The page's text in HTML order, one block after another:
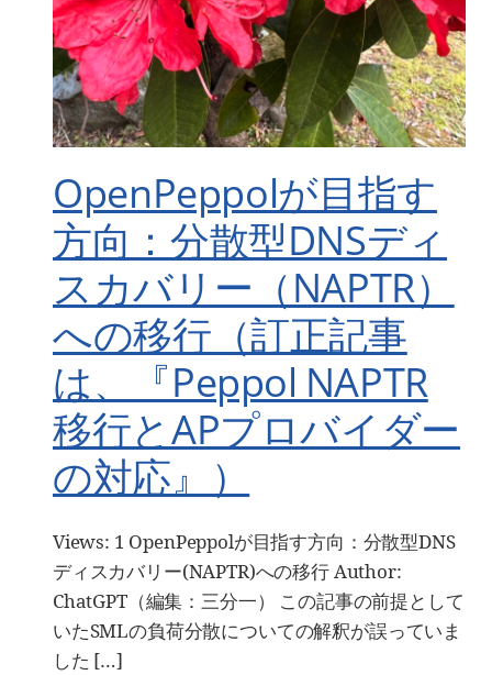
OpenPeppolが目指す
方向：分散型DNSディ
スカバリー（NAPTR）
への移行（訂正記事
は、『Peppol NAPTR
移行とAPプロバイダー
の対応』）
Views: 1 OpenPeppolが目指す方向：分散型DNS
ディスカバリー(NAPTR)への移行 Author:
ChatGPT（編集：三分一） この記事の前提として
いたSMLの負荷分散についての解釈が誤っていま
した […]